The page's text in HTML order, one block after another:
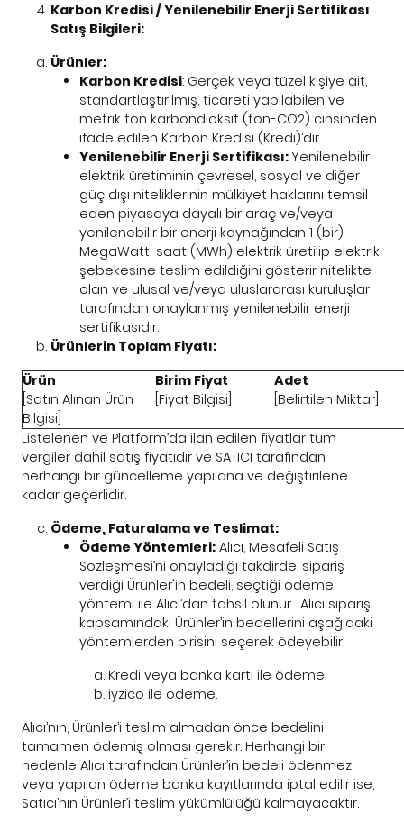
Karbon Kredisi / Yenilenebilir Enerji Sertifikası
Satış Bilgileri:
Ürünler:
Karbon Kredisi: Gerçek veya tüzel kişiye ait,
standartlaştırılmış, ticareti yapılabilen ve
metrik ton karbondioksit (ton-CO2) cinsinden
ifade edilen Karbon Kredisi (Kredi)’dir.
Yenilenebilir Enerji Sertifikası:Yenilenebilir
elektrik üretiminin çevresel, sosyal ve diğer
güç dışı niteliklerinin mülkiyet haklarını temsil
eden piyasaya dayalı bir araç ve/veya
yenilenebilir bir enerji kaynağından 1 (bir)
MegaWatt-saat (MWh) elektrik üretilip elektrik
şebekesine teslim edildiğini gösterir nitelikte
olan ve ulusal ve/veya uluslararası kuruluşlar
tarafından onaylanmış yenilenebilir enerji
sertifikasıdır.
Ürünlerin Toplam Fiyatı:
Ürün
Birim Fiyat
Adet
[Satın Alınan Ürün
Bilgisi]
[Fiyat Bilgisi] [Belirtilen Miktar]
Listelenen ve Platform’da ilan edilen fiyatlar tüm
vergiler dahil satış fiyatıdır ve SATICI tarafından
herhangi bir güncelleme yapılana ve değiştirilene
kadar geçerlidir.
Ödeme, Faturalama ve Teslimat:
Ödeme Yöntemleri: Alıcı, Mesafeli Satış
Sözleşmesi’ni onayladığı takdirde, sipariş
verdiği Ürünler'in bedeli, seçtiği ödeme
yöntemi ile Alıcı’dan tahsil olunur. Alıcı sipariş
kapsamındaki Ürünler’in bedellerini aşağıdaki
yöntemlerden birisini seçerek ödeyebilir:
Kredi veya banka kartı ile ödeme,
iyzico ile ödeme.
Alıcı’nın, Ürünler’i teslim almadan önce bedelini
tamamen ödemiş olması gerekir. Herhangi bir
nedenle Alıcı tarafından Ürünler’in bedeli ödenmez
veya yapılan ödeme banka kayıtlarında iptal edilir ise,
Satıcı’nın Ürünler’i teslim yükümlülüğü kalmayacaktır.